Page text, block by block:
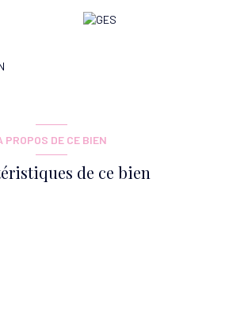
PROPOS DE CE BIEN
de ce bien